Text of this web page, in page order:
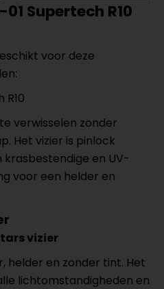
Supertech R10
voor deze
verwisselen zonder
Het vizier is pinlock
en UV-
voor een helder en
vizier
helder en zonder tint. Het
lichtomstandigheden en